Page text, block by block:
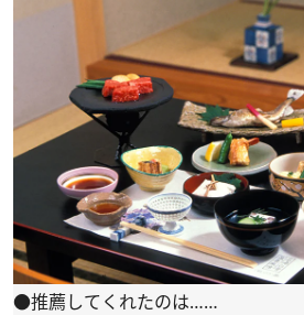
●推薦してくれたのは……